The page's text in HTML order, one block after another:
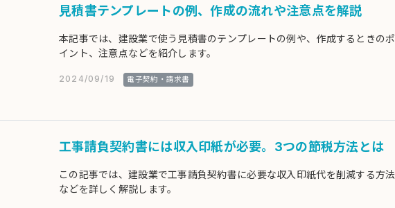
見積書テンプレートの例、作成の流れや注意点を解説
本記事では、建設業で使う見積書のテンプレートの例や、作成するときのポ
イント、注意点などを紹介します。
2024/09/19 電子契約・請求書
工事請負契約書には収入印紙が必要。3つの節税方法とは
この記事では、建設業で工事請負契約書に必要な収入印紙代を削減する方法
などを詳しく解説します。